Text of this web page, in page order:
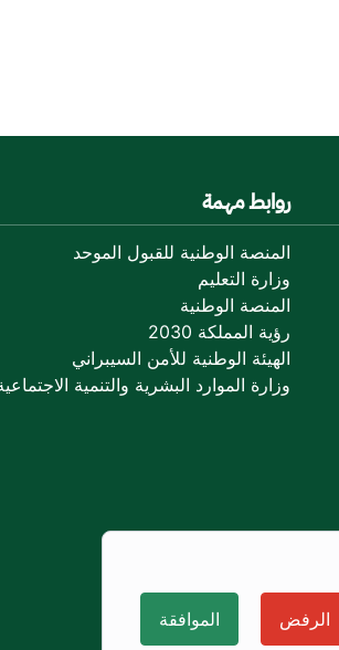
روابط مهمة
المنصة الوطنية للقبول الموحد
وزارة التعليم
المنصة الوطنية
رؤية المملكة 2030
الهيئة الوطنية للأمن السيبراني
وزارة الموارد البشرية والتنمية الاجتماعية
الرفض الموافقة